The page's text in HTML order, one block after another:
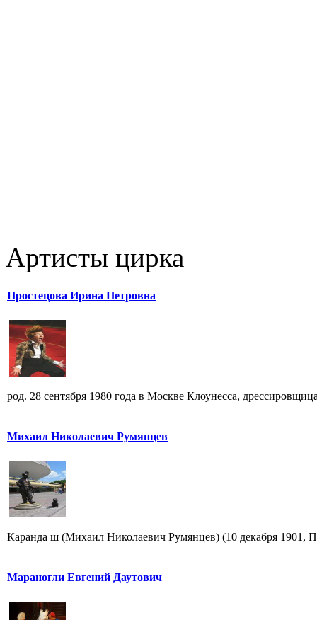
Артисты цирка
Простецова Ирина Петровна
род. 28 сентября 1980 года в Москве Клоунесса,
Михаил Николаевич Румянцев
Каранда ш (Михаил Николаевич Румянцев) (10 декабря 1901,
Мараногли Евгений Даутович